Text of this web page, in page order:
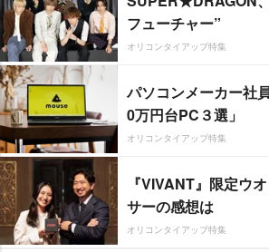
フューチャー”
オリコンタイアップ特集
パソコンメーカー社
0万円台PC３選」
オリコンタイアップ特集
『VIVANT』限定ウ
サーの感想は
オリコンタイアップ特集